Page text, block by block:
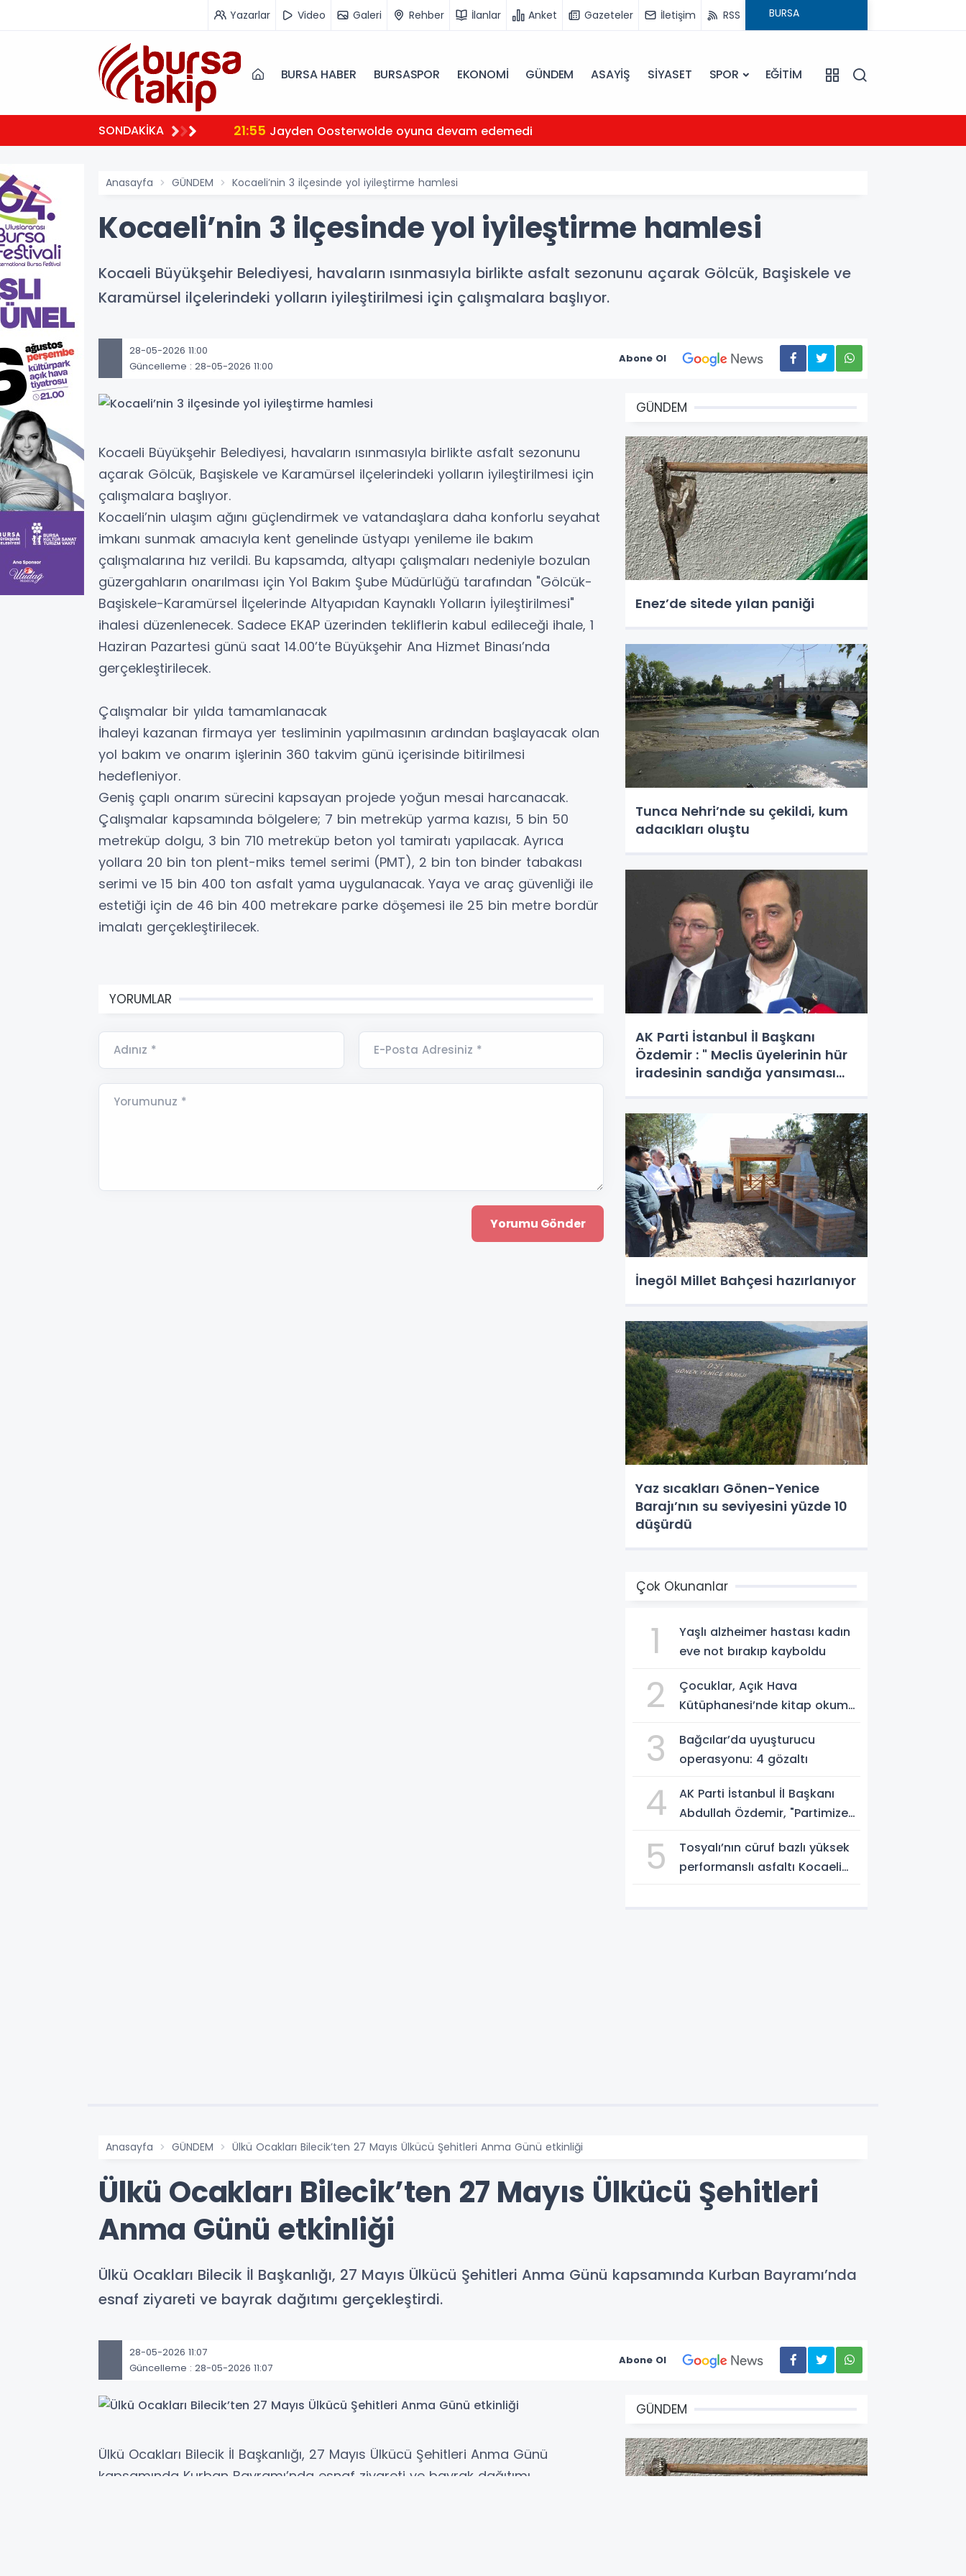
Yazarlar Video Galeri Rehber İlanlar Anket Gazeteler İletişim RSS
BURSA HABER BURSASPOR EKONOMİ GÜNDEM ASAYİŞ SİYASET SPOR EĞİTİM
SONDAKİKA 21:55 Jayden Oosterwolde oyuna devam edemedi
Anasayfa GÜNDEM Kocaeli’nin 3 ilçesinde yol iyileştirme hamlesi
Kocaeli’nin 3 ilçesinde yol iyileştirme hamlesi
Kocaeli Büyükşehir Belediyesi, havaların ısınmasıyla birlikte asfalt sezonunu açarak Gölcük, Başiskele ve
Karamürsel ilçelerindeki yolların iyileştirilmesi için çalışmalara başlıyor.
28-05-2026 11:00
Güncelleme : 28-05-2026 11:00
Abone Ol
Kocaeli Büyükşehir Belediyesi, havaların ısınmasıyla birlikte asfalt sezonunu
açarak Gölcük, Başiskele ve Karamürsel ilçelerindeki yolların iyileştirilmesi için
çalışmalara başlıyor.
Kocaeli’nin ulaşım ağını güçlendirmek ve vatandaşlara daha konforlu seyahat
imkanı sunmak amacıyla kent genelinde üstyapı yenileme ile bakım
çalışmalarına hız verildi. Bu kapsamda, altyapı çalışmaları nedeniyle bozulan
güzergahların onarılması için Yol Bakım Şube Müdürlüğü tarafından "Gölcük-
Başiskele-Karamürsel İlçelerinde Altyapıdan Kaynaklı Yolların İyileştirilmesi"
ihalesi düzenlenecek. Sadece EKAP üzerinden tekliflerin kabul edileceği ihale, 1
Haziran Pazartesi günü saat 14.00’te Büyükşehir Ana Hizmet Binası’nda
gerçekleştirilecek.
Çalışmalar bir yılda tamamlanacak
İhaleyi kazanan firmaya yer tesliminin yapılmasının ardından başlayacak olan
yol bakım ve onarım işlerinin 360 takvim günü içerisinde bitirilmesi
hedefleniyor.
Geniş çaplı onarım sürecini kapsayan projede yoğun mesai harcanacak.
Çalışmalar kapsamında bölgelere; 7 bin metreküp yarma kazısı, 5 bin 50
metreküp dolgu, 3 bin 710 metreküp beton yol tamiratı yapılacak. Ayrıca
yollara 20 bin ton plent-miks temel serimi (PMT), 2 bin ton binder tabakası
serimi ve 15 bin 400 ton asfalt yama uygulanacak. Yaya ve araç güvenliği ile
estetiği için de 46 bin 400 metrekare parke döşemesi ile 25 bin metre bordür
imalatı gerçekleştirilecek.
YORUMLAR
Adınız * E-Posta Adresiniz *
Yorumunuz *
GÜNDEM
Enez’de sitede yılan paniği
Tunca Nehri’nde su çekildi, kum
adacıkları oluştu
AK Parti İstanbul İl Başkanı
Özdemir : " Meclis üyelerinin hür
iradesinin sandığa yansıması
gerekli başvurumuzu yapacağız"
İnegöl Millet Bahçesi hazırlanıyor
Yaz sıcakları Gönen-Yenice
Barajı’nın su seviyesini yüzde 10
düşürdü
Çok Okunanlar
1
Yaşlı alzheimer hastası kadın
eve not bırakıp kayboldu
2
Çocuklar, Açık Hava
Kütüphanesi’nde kitap okuma
3
Bağcılar’da uyuşturucu
operasyonu: 4 gözaltı
4
AK Parti İstanbul İl Başkanı
Abdullah Özdemir, "Partimize
değil, Türkiye’nin büyümesidir"
5
Tosyalı’nın cüruf bazlı yüksek
performanslı asfaltı Kocaeli
Anasayfa GÜNDEM Ülkü Ocakları Bilecik’ten 27 Mayıs Ülkücü Şehitleri Anma Günü etkinliği
Ülkü Ocakları Bilecik’ten 27 Mayıs Ülkücü Şehitleri
Anma Günü etkinliği
Ülkü Ocakları Bilecik İl Başkanlığı, 27 Mayıs Ülkücü Şehitleri Anma Günü kapsamında Kurban Bayramı’nda
esnaf ziyareti ve bayrak dağıtımı gerçekleştirdi.
28-05-2026 11:07
Güncelleme : 28-05-2026 11:07
Abone Ol
Ülkü Ocakları Bilecik İl Başkanlığı, 27 Mayıs Ülkücü Şehitleri Anma Günü
kapsamında Kurban Bayramı’nda esnaf ziyareti ve bayrak dağıtımı
GÜNDEM